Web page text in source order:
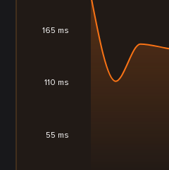
55 ms
110 ms
165 ms